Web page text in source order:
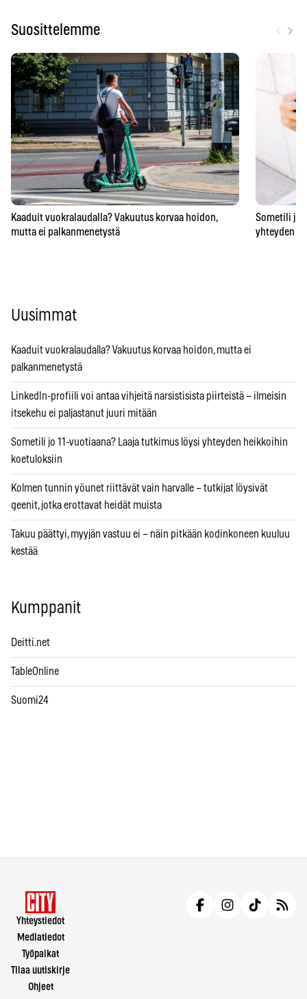
Suosittelemme ›
Kaaduit vuokralaudalla? Vakuutus korvaa hoidon,
mutta ei palkanmenetystä
Sometili jo
yhteyden
Uusimmat
Kaaduit vuokralaudalla? Vakuutus korvaa hoidon, mutta ei
palkanmenetystä
LinkedIn-profiili voi antaa vihjeitä narsistisista piirteistä – ilmeisin
itsekehu ei paljastanut juuri mitään
Sometili jo 11-vuotiaana? Laaja tutkimus löysi yhteyden heikkoihin
koetuloksiin
Kolmen tunnin yöunet riittävät vain harvalle – tutkijat löysivät
geenit, jotka erottavat heidät muista
Takuu päättyi, myyjän vastuu ei – näin pitkään kodinkoneen kuuluu
kestää
Kumppanit
Deitti.net
TableOnline
Suomi24
Yhteystiedot
Mediatiedot
Työpaikat
Tilaa uutiskirje
Ohjeet